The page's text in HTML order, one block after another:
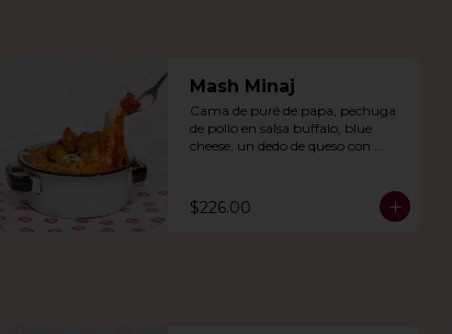
Mash Minaj
Cama de puré de papa, pechuga
de pollo en salsa buffalo, blue
cheese, un dedo de queso con
$226.00